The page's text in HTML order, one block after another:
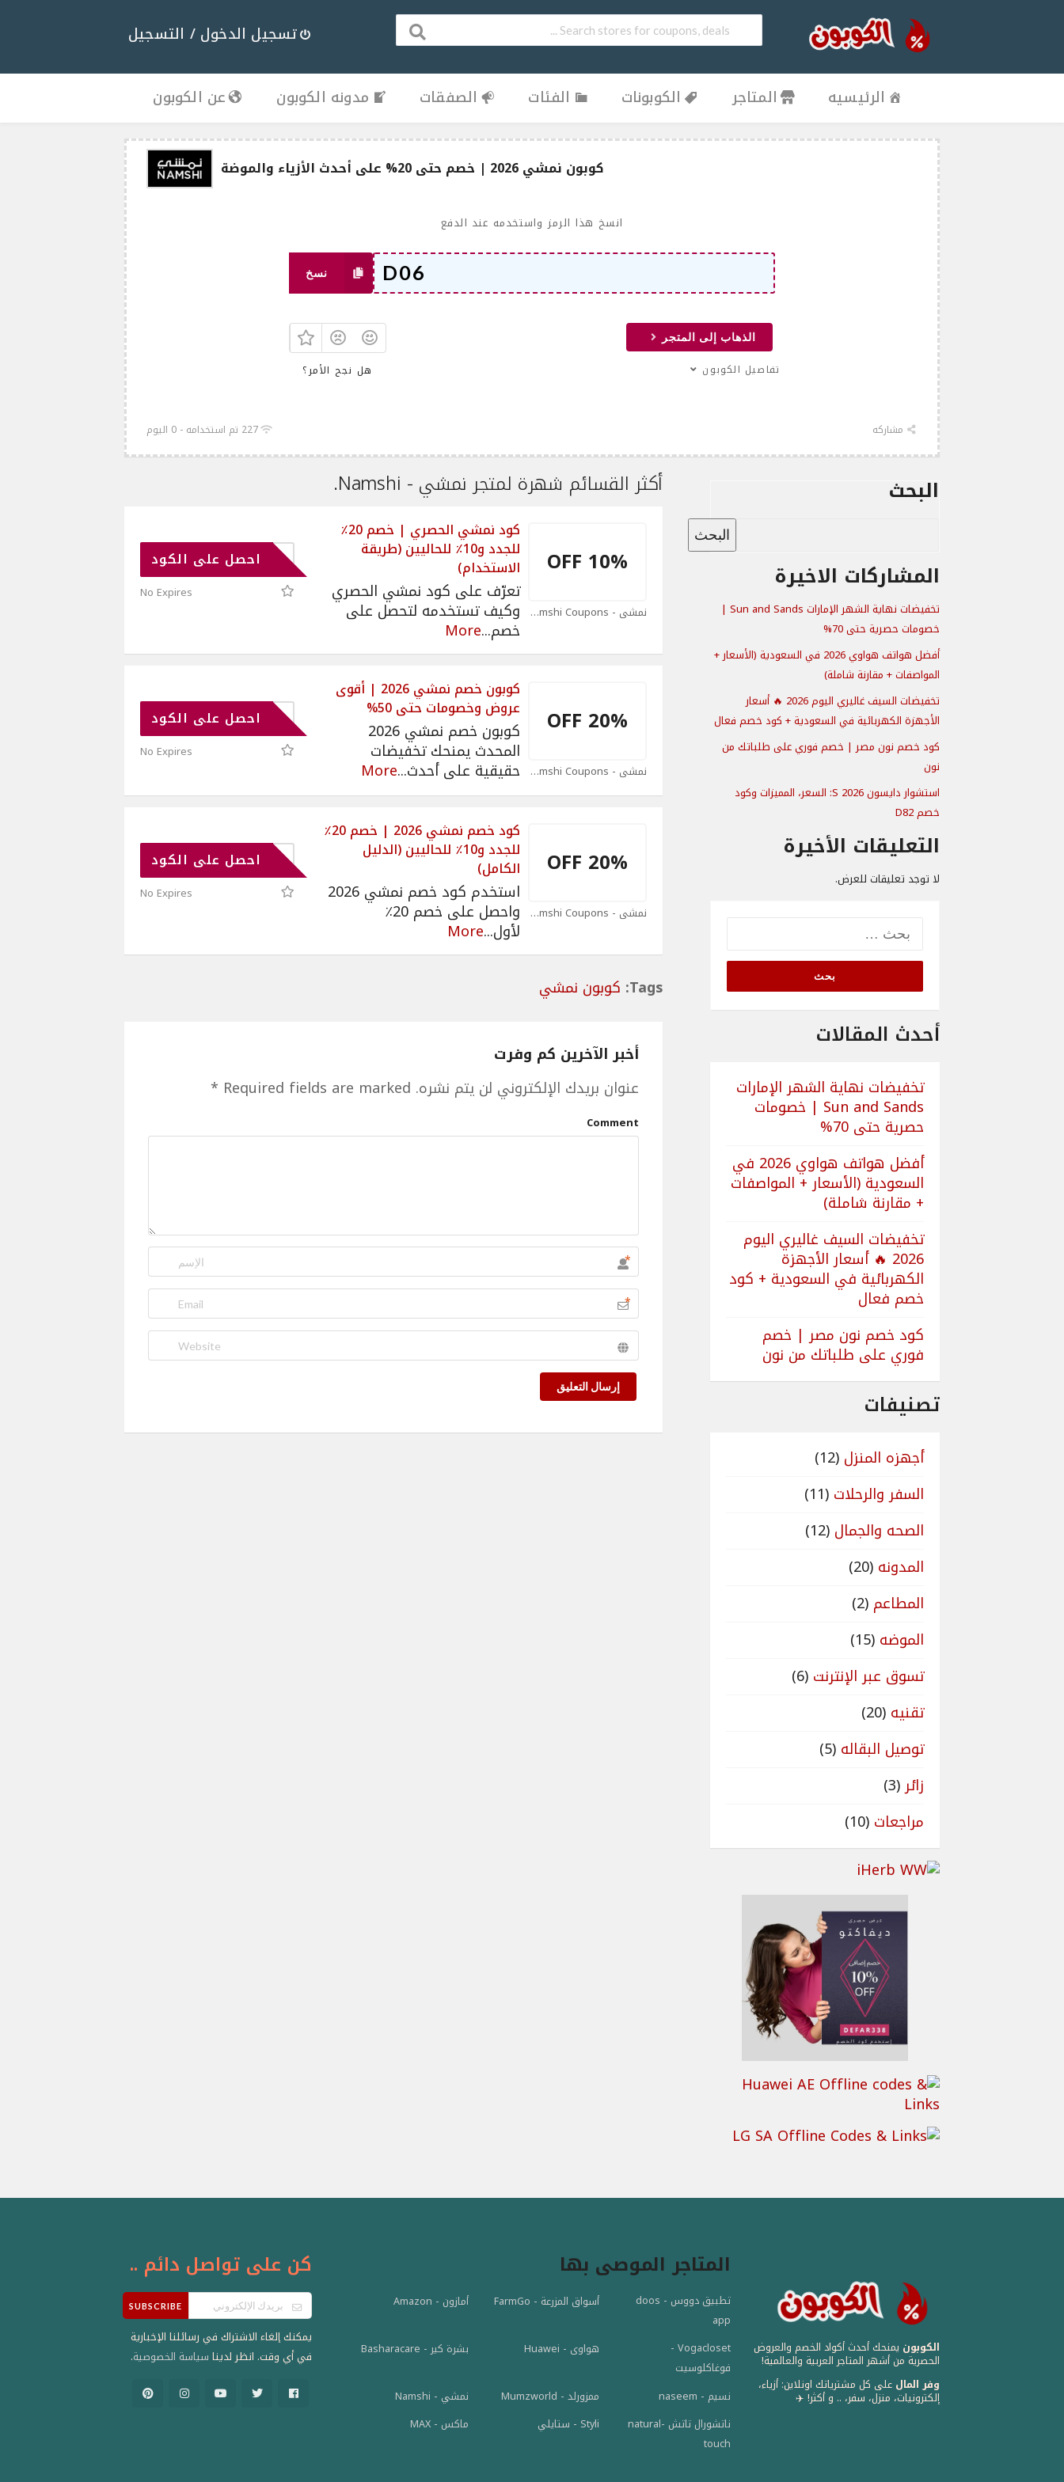
تسجيل الدخول / التسجيل
الرئيسيه المتاجر الكوبونات الفئات الصفقات مدونه الكوبون عن الكوبون
كوبون نمشي 2026 | خصم حتى 20% على أحدث الأزياء والموضة
انسخ هذا الرمز واستخدمه عند الدفع
نسخ
هل نجح الأمر؟
الذهاب إلى المتجر
تفاصيل الكوبون
227 تم استخدامه - 0 اليوم مشاركه
أكثر القسائم شهرة لمتجر نمشي - Namshi.
10% OFF
نمشي - Namshi Coupons
كود نمشي الحصري | خصم 20٪
للجدد و10٪ للحاليين (طريقة
الاستخدام)
تعرّف على كود نمشي الحصري
وكيف تستخدمه لتحصل على
خصم...
More
D06احصل على الكود
No Expires
20% OFF
نمشي - Namshi Coupons
كوبون خصم نمشي 2026 | أقوى
عروض وخصومات حتى 50%
كوبون خصم نمشي 2026
المحدث يمنحك تخفيضات
حقيقية على أحدث...
More
D06احصل على الكود
No Expires
20% OFF
نمشي - Namshi Coupons
كود خصم نمشي 2026 | خصم 20٪
للجدد و10٪ للحاليين (الدليل
الكامل)
استخدم كود خصم نمشي 2026
واحصل على خصم 20٪
لأول...
More
GADاحصل على الكود
No Expires
Tags: كوبون نمشي
أخبر الآخرين كم وفرت
عنوان بريدك الإلكتروني لن يتم نشره. Required fields are marked
*
Comment
*
*
إرسال التعليق
البحث
البحث
المشاركات الاخيرة
تخفيضات نهاية الشهر الإمارات Sun and Sands |
خصومات حصرية حتى 70%
أفضل هواتف هواوي 2026 في السعودية (الأسعار +
المواصفات + مقارنة شاملة)
تخفيضات السيف غاليري اليوم 2026 🔥 أسعار
الأجهزة الكهربائية في السعودية + كود خصم فعال
كود خصم نون مصر | خصم فوري على طلباتك من
نون
استشوار دايسون S 2026: السعر، المميزات وكود
خصم D82
التعليقات الأخيرة
لا توجد تعليقات للعرض.
البحث
عن:
أحدث المقالات
تخفيضات نهاية الشهر الإمارات
Sun and Sands | خصومات
حصرية حتى 70%
أفضل هواتف هواوي 2026 في
السعودية (الأسعار + المواصفات
+ مقارنة شاملة)
تخفيضات السيف غاليري اليوم
2026 🔥 أسعار الأجهزة
الكهربائية في السعودية + كود
خصم فعال
كود خصم نون مصر | خصم
فوري على طلباتك من نون
تصنيفات
أجهزه المنزل (12)
السفر والرحلات (11)
الصحه والجمال (12)
المدونه (20)
المطاعم (2)
الموضه (15)
تسوق عبر الإنترنت (6)
تقنيه (20)
توصيل البقاله (5)
زائر(3)
مراجعات (10)
الكوبون يمنحك أحدث أكواد الخصم والعروض
الحصرية من أشهر المتاجر العربية والعالمية! ️
وفر المال على كل مشترياتك اونلاين: أزياء،
إلكترونيات، منزل، سفر، .. و أكثر! ✈️
المتاجر الموصى بها
تطبيق دووس - doos
app
أسواق المزرعة - FarmGo أمازون - Amazon
Vogacloset -
فوغاكلوسيت
هواوى - Huawei بشرة كير - Basharacare
نسيم - naseem ممزورلد - Mumzworld
نمشي - Namshi
ناتشورال تاتش -natural
touch
Styli - ستايلي ماكس - MAX
كن على تواصل دائم ..
SUBSCRIBE
يمكنك إلغاء الاشتراك في رسائلنا الإخبارية
في أي وقت. انظر لدينا سياسة الخصوصية.